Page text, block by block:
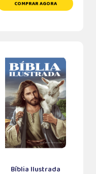
COMPRAR AGORA
Bíblia Ilustrada